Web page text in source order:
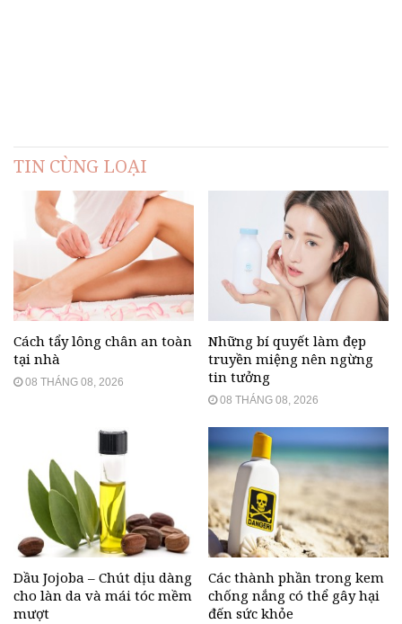
TIN CÙNG LOẠI
Cách tẩy lông chân an toàn
tại nhà
08 THÁNG 08, 2026
Những bí quyết làm đẹp
truyền miệng nên ngừng
tin tưởng
08 THÁNG 08, 2026
Dầu Jojoba – Chút dịu dàng
cho làn da và mái tóc mềm
mượt
Các thành phần trong kem
chống nắng có thể gây hại
đến sức khỏe